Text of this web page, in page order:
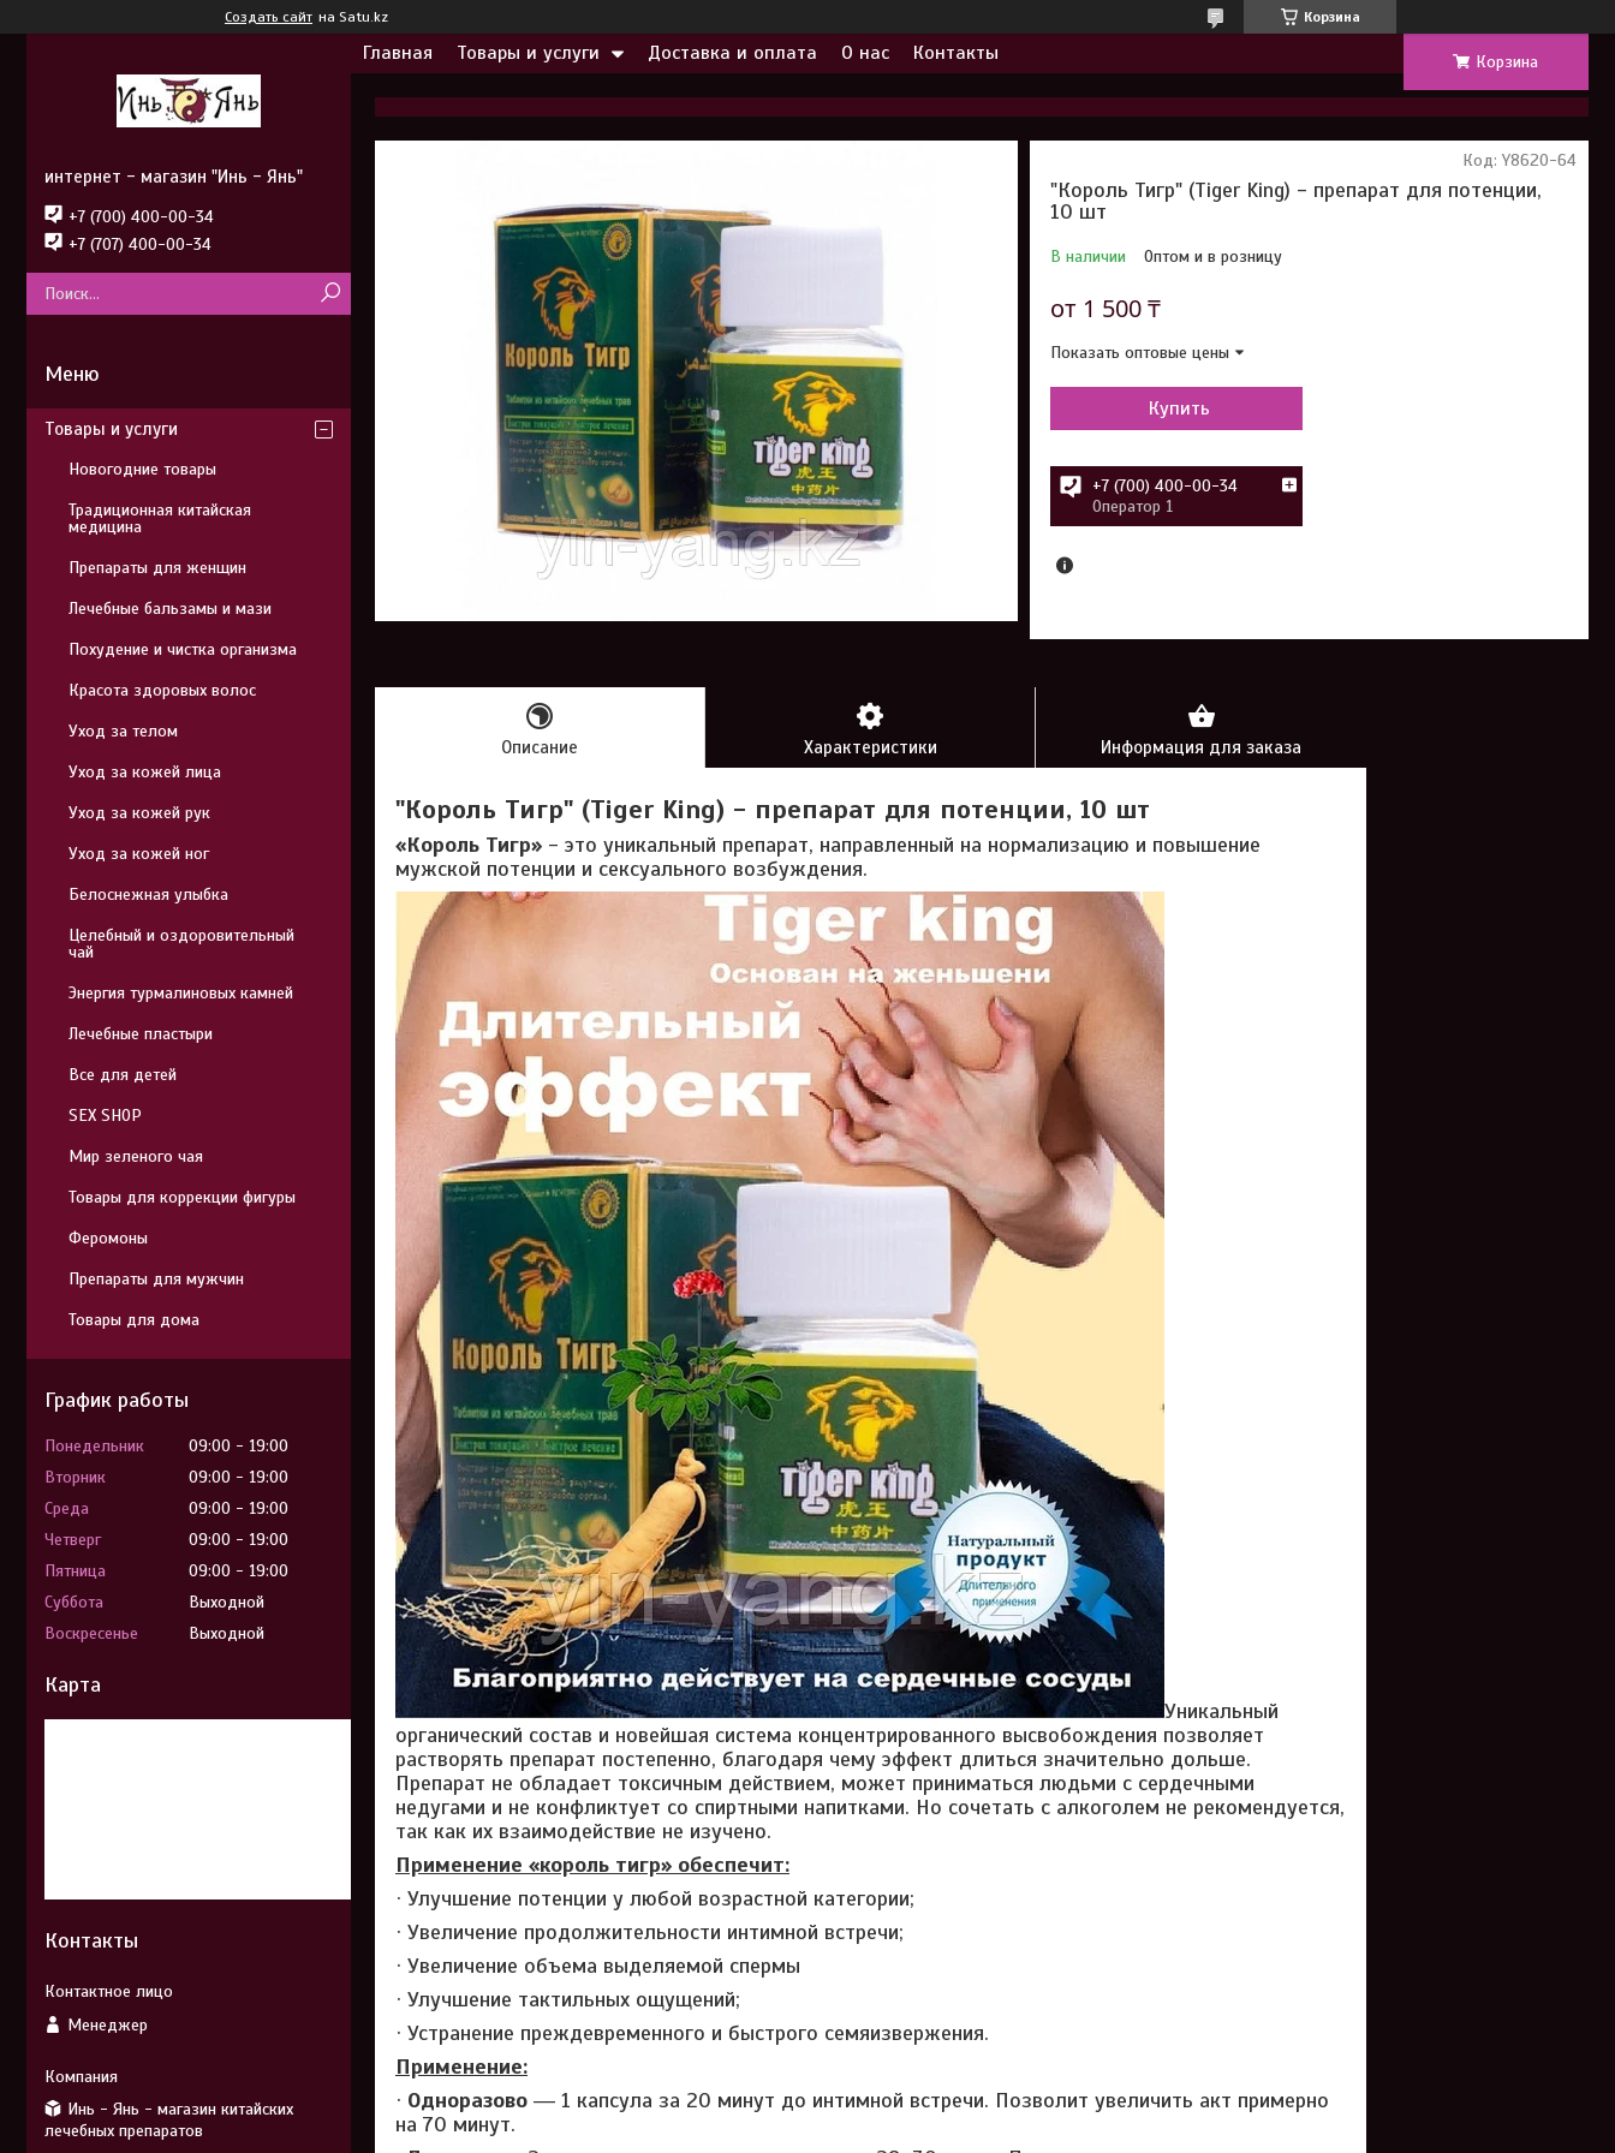
Создать сайт на Satu.kz Корзина
Главная Товары и услуги Доставка и оплата О нас Контакты Корзина
"Король Тигр" (Tiger King) - препарат для потенции,
10 шт
В наличии Оптом и в розницу
Код: Y8620-64
от 1 500 ₸
Показать оптовые цены
Купить
+7 (700) 400-00-34
Оператор 1
Описание Характеристики Информация для заказа
"Король Тигр" (Tiger King) - препарат для потенции, 10 шт
«Король Тигр» - это уникальный препарат, направленный на нормализацию и повышение
мужской потенции и сексуального возбуждения.
Уникальный
органический состав и новейшая система концентрированного высвобождения позволяет
растворять препарат постепенно, благодаря чему эффект длиться значительно дольше.
Препарат не обладает токсичным действием, может приниматься людьми с сердечными
недугами и не конфликтует со спиртными напитками. Но сочетать с алкоголем не рекомендуется,
так как их взаимодействие не изучено.
Применение «король тигр» обеспечит:
· Улучшение потенции у любой возрастной категории;
· Увеличение продолжительности интимной встречи;
· Увеличение объема выделяемой спермы
· Улучшение тактильных ощущений;
· Устранение преждевременного и быстрого семяизвержения.
Применение:
· Одноразово ― 1 капсула за 20 минут до интимной встречи. Позволит увеличить акт примерно
на 70 минут.
интернет - магазин "Инь - Янь"
+7 (700) 400-00-34
+7 (707) 400-00-34
Товары и услуги
Новогодние товары
Традиционная китайская
медицина
Препараты для женщин
Лечебные бальзамы и мази
Похудение и чистка организма
Красота здоровых волос
Уход за телом
Уход за кожей лица
Уход за кожей рук
Уход за кожей ног
Белоснежная улыбка
Целебный и оздоровительный
чай
Энергия турмалиновых камней
Лечебные пластыри
Все для детей
SEX SHOP
Мир зеленого чая
Товары для коррекции фигуры
Феромоны
Препараты для мужчин
Товары для дома
График работы
Понедельник 09:00
19:00
Вторник
09:00
19:00
Среда
09:00
19:00
Четверг
09:00
19:00
Пятница
09:00
19:00
Суббота
Выходной
Воскресенье
Выходной
Карта
Контакты
Менеджер
Инь - Янь - магазин китайских
лечебных препаратов